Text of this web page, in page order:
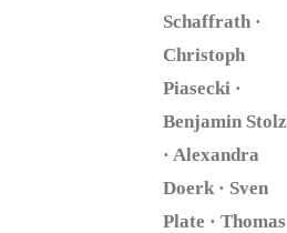
Schaffrath ·
Christoph
Piasecki ·
Benjamin Stolz
· Alexandra
Doerk · Sven
Plate · Thomas